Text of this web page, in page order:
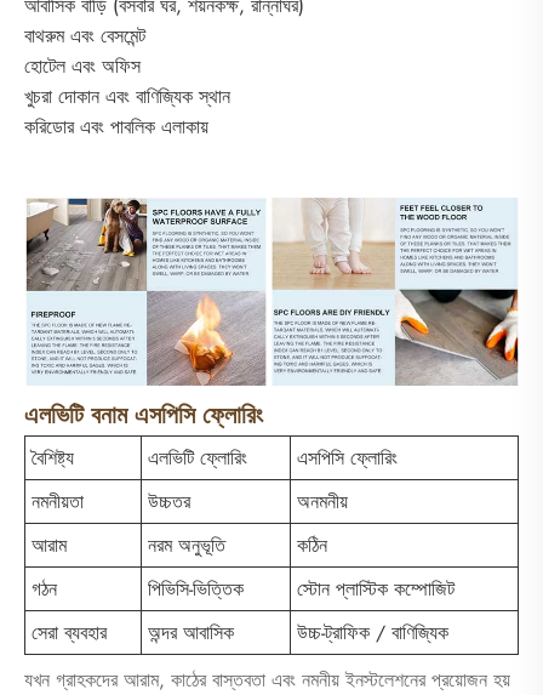
বাথরুম এবং বেসমেন্ট
হোটেল এবং অফিস
খুচরা দোকান এবং বাণিজ্যিক স্থান
করিডোর এবং পাবলিক এলাকায়
এলভিটি বনাম এসপিসি ফ্লোরিং
বৈশিষ্ট্য এলভিটি ফ্লোরিং
এসপিসি ফ্লোরিং
নমনীয়তা
উচ্চতর
অনমনীয়
আরাম
নরম অনুভূতি
কঠিন
গঠন
পিভিসি-ভিত্তিক
স্টোন প্লাস্টিক কম্পোজিট
সেরা ব্যবহার
অন্দর আবাসিক
উচ্চ-ট্রাফিক / বাণিজ্যিক
যখন গ্রাহকদের আরাম, কাঠের বাস্তবতা এবং নমনীয় ইনস্টলেশনের প্রয়োজন হয়